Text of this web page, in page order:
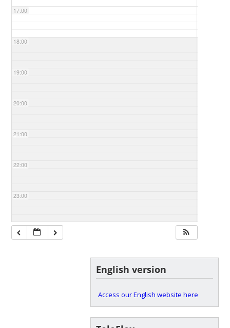
17:00
18:00
19:00
20:00
21:00
22:00
23:00
English version
Access our English website here